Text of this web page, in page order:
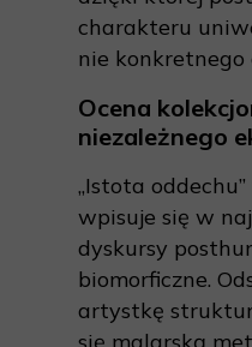
charakteru
nie konkretnego
Ocena
niezależnego
„Istota
wpisuje się w
dyskursy
biomorficzne.
artystkę